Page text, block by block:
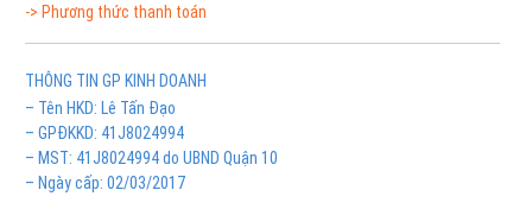
-> Phương thức thanh toán
THÔNG TIN GP KINH DOANH
– Tên HKD: Lê Tấn Đạo
– GPĐKKD: 41J8024994
– MST: 41J8024994 do UBND Quận 10
– Ngày cấp: 02/03/2017